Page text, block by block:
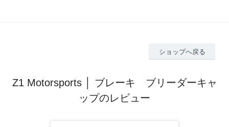
ショップへ戻る
Z1 Motorsports │ ブレーキ ブリーダーキャ
ップのレビュー